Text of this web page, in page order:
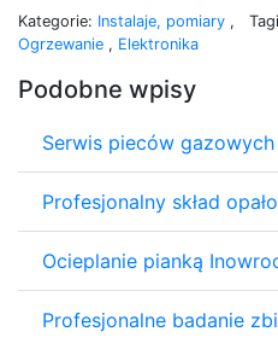
Kategorie: Instalaje, pomiary ,
Ogrzewanie , Elektronika
Podobne wpisy
Serwis pieców gazowych
Profesjonalny skład
Ocieplanie pianką
Profesjonalne badanie